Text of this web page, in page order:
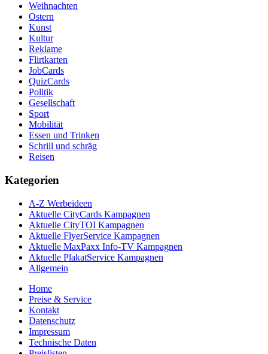
Weihnachten
Ostern
Kunst
Kultur
Reklame
Flirtkarten
JobCards
QuizCards
Politik
Gesellschaft
Sport
Mobilität
Essen und Trinken
Schrill und schräg
Reisen
Kategorien
A-Z Werbeideen
Aktuelle CityCards Kampagnen
Aktuelle CityTOI Kampagnen
Aktuelle FlyerService Kampagnen
Aktuelle MaxPaxx Info-TV Kampagnen
Aktuelle PlakatService Kampagnen
Allgemein
Home
Preise & Service
Kontakt
Datenschutz
Impressum
Technische Daten